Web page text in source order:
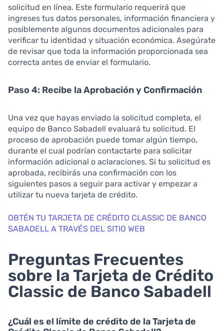
solicitud en línea. Este formulario requerirá que
ingreses tus datos personales, información financiera y
posiblemente algunos documentos adicionales para
verificar tu identidad y situación económica. Asegúrate
de revisar que toda la información proporcionada sea
correcta antes de enviar el formulario.
Paso 4: Recibe la Aprobación y Confirmación
Una vez que hayas enviado la solicitud completa, el
equipo de Banco Sabadell evaluará tu solicitud. El
proceso de aprobación puede tomar algún tiempo,
durante el cual podrían contactarte para solicitar
información adicional o aclaraciones. Si tu solicitud es
aprobada, recibirás una confirmación con los
siguientes pasos a seguir para activar y empezar a
utilizar tu nueva tarjeta de crédito.
OBTÉN TU TARJETA DE CRÉDITO CLASSIC DE BANCO
SABADELL A TRAVÉS DEL SITIO WEB
Preguntas Frecuentes
sobre la Tarjeta de Crédito
Classic de Banco Sabadell
¿Cuál es el límite de crédito de la Tarjeta de